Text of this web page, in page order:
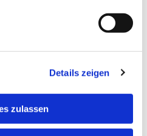
Details zeigen
zulassen